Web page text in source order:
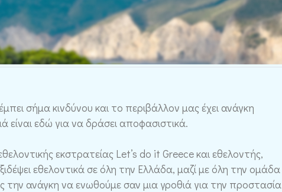
σήμα κινδύνου και το περιβάλλον μας έχει ανάγκη
είναι εδώ για να δράσει αποφασιστικά.
εκστρατείας Let’s do it Greece και εθελοντής,
εθελοντικά σε όλη την Ελλάδα, μαζί με όλη την ομάδα
την ανάγκη να ενωθούμε σαν μια γροθιά για την προστασία